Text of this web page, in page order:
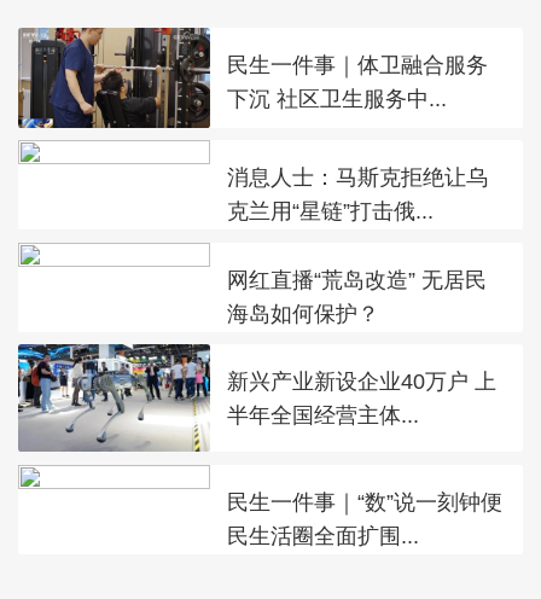
民生一件事｜体卫融合服务
下沉 社区卫生服务中...
消息人士：马斯克拒绝让乌
克兰用“星链”打击俄...
网红直播“荒岛改造” 无居民
海岛如何保护？
新兴产业新设企业40万户 上
半年全国经营主体...
民生一件事｜“数”说一刻钟便
民生活圈全面扩围...